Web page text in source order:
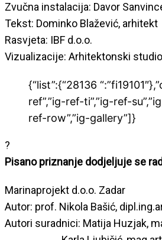
Zvučna instalacija: Davor
Tekst: Dominko Blažević, arhitekt
Rasvjeta: IBF d.o.o.
Vizualizacije: Arhitektonski
{“list”:{“28136
ref”,”ig-ref-ti”,”ig-ref-
ref-row”,”ig-gallery”]}
?
Pisano priznanje dodjeljuje se
Marinaprojekt d.o.o. Zadar
Autor: prof. Nikola Bašić,
Autori suradnici: Matija Huzjak,